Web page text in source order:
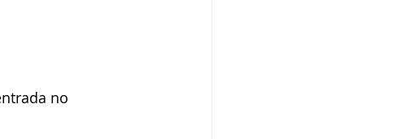
no